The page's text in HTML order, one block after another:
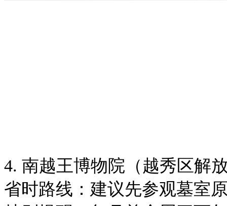
4. 南越王博物院（越秀区解
省时路线：建议先参观墓室